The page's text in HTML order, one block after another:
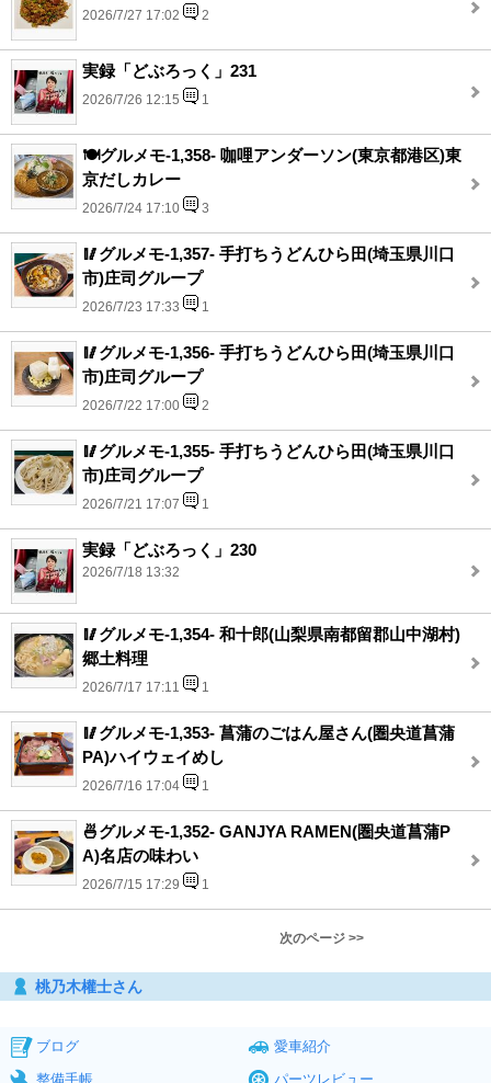
2026/7/27 17:02 2
実録「どぶろっく」231
2026/7/26 12:15 1
🍽️グルメモ-1,358- 咖哩アンダーソン(東京都港区)東
京だしカレー
2026/7/24 17:10 3
🥢グルメモ-1,357- 手打ちうどんひら田(埼玉県川口
市)庄司グループ
2026/7/23 17:33 1
🥢グルメモ-1,356- 手打ちうどんひら田(埼玉県川口
市)庄司グループ
2026/7/22 17:00 2
🥢グルメモ-1,355- 手打ちうどんひら田(埼玉県川口
市)庄司グループ
2026/7/21 17:07 1
実録「どぶろっく」230
2026/7/18 13:32
🥢グルメモ-1,354- 和十郎(山梨県南都留郡山中湖村)
郷土料理
2026/7/17 17:11 1
🥢グルメモ-1,353- 菖蒲のごはん屋さん(圏央道菖蒲
PA)ハイウェイめし
2026/7/16 17:04 1
🍜グルメモ-1,352- GANJYA RAMEN(圏央道菖蒲P
A)名店の味わい
2026/7/15 17:29 1
次のページ >>
桃乃木權士さん
ブログ
愛車紹介
整備手帳
パーツレビュー